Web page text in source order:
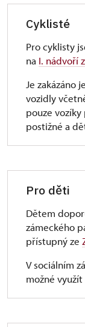
Cyklisté
Pro cyklisty
na I. nádvoří
Je zakázáno
vozidly
pouze
postižné a
Pro děti
Dětem
zámeckého
přístupný ze
V sociálním
možné